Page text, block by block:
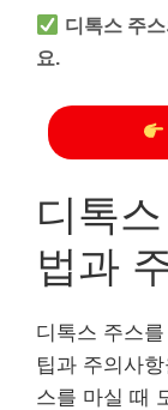
디톡스 주
요.
디톡
법과
디톡스 주스
팁과 주의사
스를 마실 때